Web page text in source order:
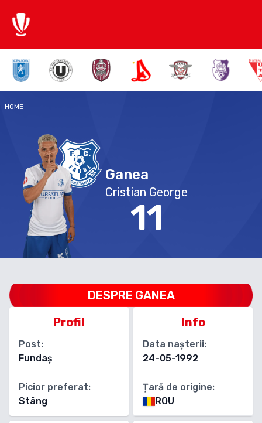
HOME
11
Ganea
Cristian George
DESPRE GANEA
Profil
Post:
Fundaș
Picior preferat:
Stâng
Info
Data nașterii:
24-05-1992
Țară de origine:
ROU